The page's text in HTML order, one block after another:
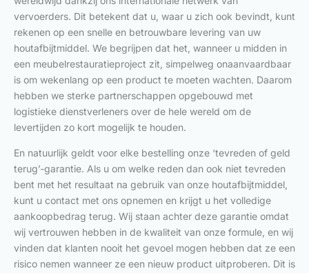
vervoerders. Dit betekent dat u, waar u zich ook bevindt, kunt
rekenen op een snelle en betrouwbare levering van uw
houtafbijtmiddel. We begrijpen dat het, wanneer u midden in
een meubelrestauratieproject zit, simpelweg onaanvaardbaar
is om wekenlang op een product te moeten wachten. Daarom
hebben we sterke partnerschappen opgebouwd met
logistieke dienstverleners over de hele wereld om de
levertijden zo kort mogelijk te houden.
En natuurlijk geldt voor elke bestelling onze ‘tevreden of geld
terug’-garantie. Als u om welke reden dan ook niet tevreden
bent met het resultaat na gebruik van onze houtafbijtmiddel,
kunt u contact met ons opnemen en krijgt u het volledige
aankoopbedrag terug. Wij staan achter deze garantie omdat
wij vertrouwen hebben in de kwaliteit van onze formule, en wij
vinden dat klanten nooit het gevoel mogen hebben dat ze een
risico nemen wanneer ze een nieuw product uitproberen. Dit is